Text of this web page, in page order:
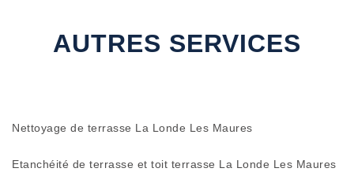
AUTRES SERVICES
Nettoyage de terrasse La Londe Les Maures
Etanchéité de terrasse et toit terrasse La Londe Les Maures